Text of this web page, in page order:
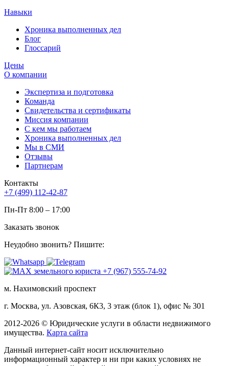
Навыки
Хроника выполненных дел
Блог
Глоссарий
Цены
О компании
Экспертиза и подготовка
Команда
Свидетельства и сертификаты
Миссия компании
С кем мы работаем
Хроника выполненных дел
Мы в СМИ
Отзывы
Партнерам
Контакты
+7 (499) 112-42-87
Пн-Пт 8:00 – 17:00
Заказать звонок
Неудобно звонить? Пишите:
м. Нахимовский проспект
г. Москва, ул. Азовская, 6К3, 3 этаж (блок 1), офис № 301
2012-2026 © Юридические услуги в области недвижимого
имущества. Карта сайта
Данный интернет-сайт носит исключительно
информационный характер и ни при каких условиях не